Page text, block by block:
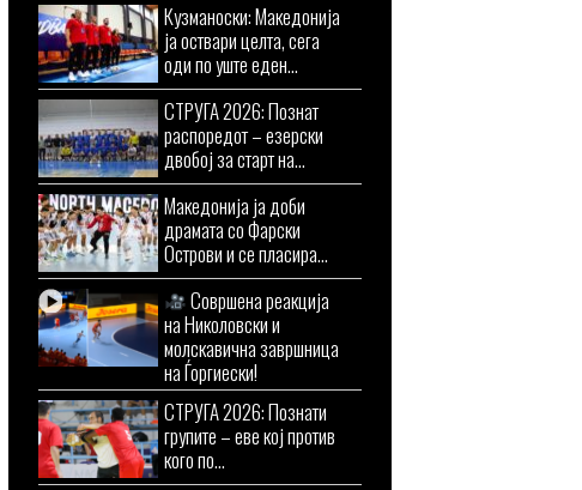
Кузманоски: Македонија
ја оствари целта, сега
оди по уште еден...
СТРУГА 2026: Познат
распоредот – езерски
двобој за старт на...
Македонија ја доби
драмата со Фарски
Острови и се пласира...
Совршена реакција
на Николовски и
молскавична завршница
на Ѓоргиески!
СТРУГА 2026: Познати
групите – еве кој против
кого по...